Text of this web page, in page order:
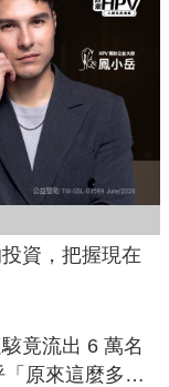
資，把握現在
竟流出 6 萬名
原來這麼多人